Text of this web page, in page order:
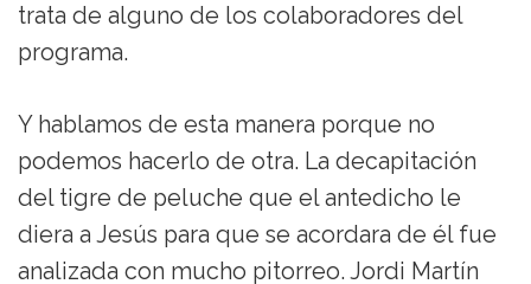
trata de alguno de los colaboradores del
programa.
Y hablamos de esta manera porque no
podemos hacerlo de otra. La decapitación
del tigre de peluche que el antedicho le
diera a Jesús para que se acordara de él fue
analizada con mucho pitorreo. Jordi Martín